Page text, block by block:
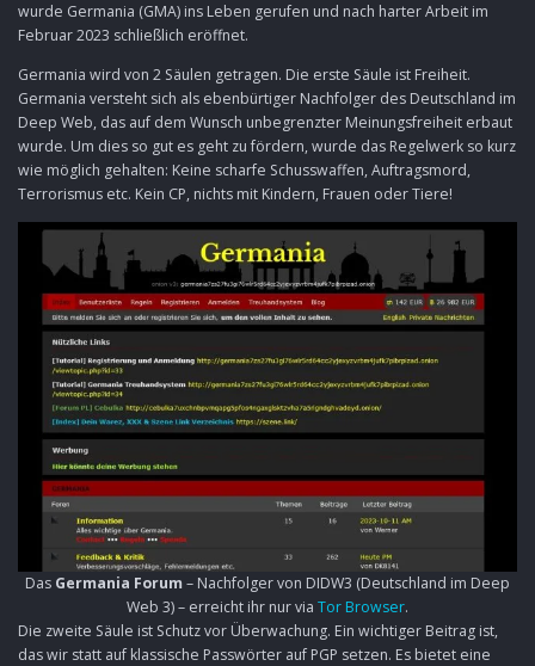
wurde Germania (GMA) ins Leben gerufen und nach harter Arbeit im
Februar 2023 schließlich eröffnet.
Germania wird von 2 Säulen getragen. Die erste Säule ist Freiheit.
Germania versteht sich als ebenbürtiger Nachfolger des Deutschland im
Deep Web, das auf dem Wunsch unbegrenzter Meinungsfreiheit erbaut
wurde. Um dies so gut es geht zu fördern, wurde das Regelwerk so kurz
wie möglich gehalten: Keine scharfe Schusswaffen, Auftragsmord,
Terrorismus etc. Kein CP, nichts mit Kindern, Frauen oder Tiere!
Das Germania Forum– Nachfolger von DIDW3 (Deutschland im Deep
Web 3) – erreicht ihr nur via Tor Browser.
Die zweite Säule ist Schutz vor Überwachung. Ein wichtiger Beitrag ist,
das wir statt auf klassische Passwörter auf PGP setzen. Es bietet eine